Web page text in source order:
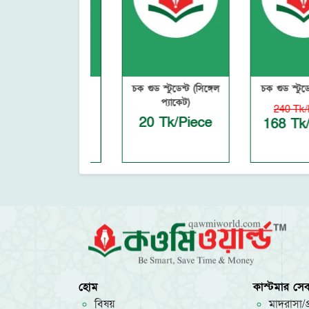
চক গুড স্টুডেন্ট (সিঙ্গেল
প্যাকেট)
20 Tk/Piece
চক গুড স্টুডেন্ট
240 Tk/Piece
168 Tk/
হোম
বিষয়
কাস্টমার
মাদরাসা/